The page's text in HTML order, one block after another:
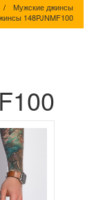
Мужские джинсы
148PJNMF100